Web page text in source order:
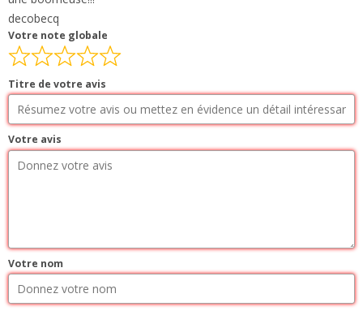
decobecq
Votre note globale
Titre de votre avis
Votre avis
Votre nom